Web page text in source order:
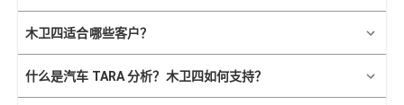
木卫四适合哪些客户？
什么是汽车 TARA 分析？木卫四如何支持？